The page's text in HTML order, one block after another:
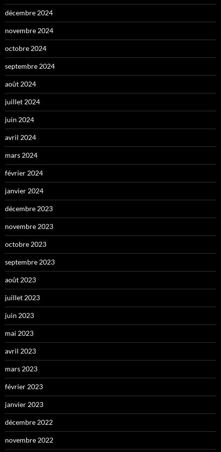
décembre 2024
novembre 2024
octobre 2024
septembre 2024
août 2024
juillet 2024
juin 2024
avril 2024
mars 2024
février 2024
janvier 2024
décembre 2023
novembre 2023
octobre 2023
septembre 2023
août 2023
juillet 2023
juin 2023
mai 2023
avril 2023
mars 2023
février 2023
janvier 2023
décembre 2022
novembre 2022